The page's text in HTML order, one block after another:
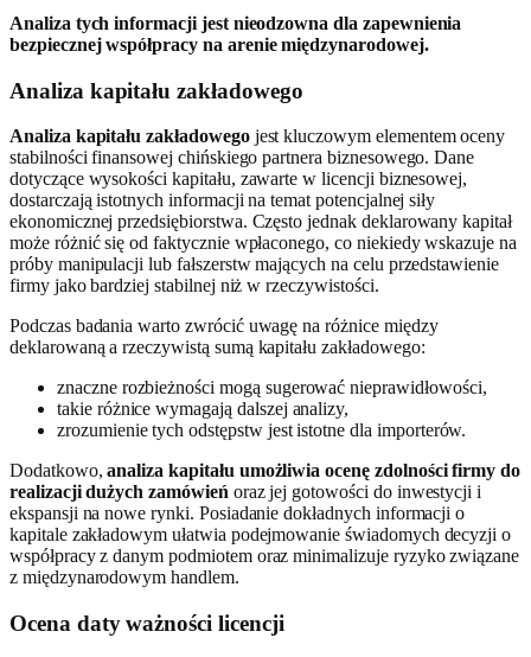
Analiza tych informacji jest nieodzowna dla zapewnienia
bezpiecznej współpracy na arenie międzynarodowej.
Analiza kapitału zakładowego
Analiza kapitału zakładowegojest kluczowym elementem oceny
stabilności finansowej chińskiego partnera biznesowego. Dane
dotyczące wysokości kapitału, zawarte w licencji biznesowej,
dostarczają istotnych informacji na temat potencjalnej siły
ekonomicznej przedsiębiorstwa. Często jednak deklarowany kapitał
może różnić się od faktycznie wpłaconego, co niekiedy wskazuje na
próby manipulacji lub fałszerstw mających na celu przedstawienie
firmy jako bardziej stabilnej niż w rzeczywistości.
Podczas badania warto zwrócić uwagę na różnice między
deklarowaną a rzeczywistą sumą kapitału zakładowego:
znaczne rozbieżności mogą sugerować nieprawidłowości,
takie różnice wymagają dalszej analizy,
zrozumienie tych odstępstw jest istotne dla importerów.
Dodatkowo,analiza kapitału umożliwia ocenę zdolności firmy do
realizacji dużych zamówieńoraz jej gotowości do inwestycji i
ekspansji na nowe rynki. Posiadanie dokładnych informacji o
kapitale zakładowym ułatwia podejmowanie świadomych decyzji o
współpracy z danym podmiotem oraz minimalizuje ryzyko związane
z międzynarodowym handlem.
Ocena daty ważności licencji